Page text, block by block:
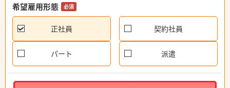
希望雇用形態 必須
正社員 契約社員
パート 派遣